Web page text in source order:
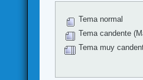
Tema normal
Tema candente
Tema muy